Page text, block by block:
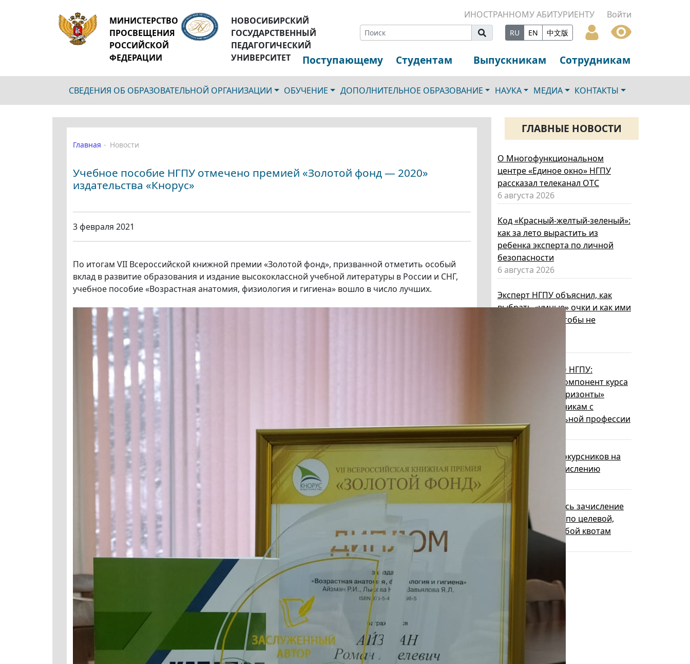
МИНИСТЕРСТВО
ПРОСВЕЩЕНИЯ
РОССИЙСКОЙ
ФЕДЕРАЦИИ
НОВОСИБИРСКИЙ
ГОСУДАРСТВЕННЫЙ
ПЕДАГОГИЧЕСКИЙ
УНИВЕРСИТЕТ
ИНОСТРАННОМУ АБИТУРИЕНТУ Войти
RU EN 中文版
Поступающему Студентам Выпускникам Сотрудникам
СВЕДЕНИЯ ОБ ОБРАЗОВАТЕЛЬНОЙ ОРГАНИЗАЦИИ ОБУЧЕНИЕ ДОПОЛНИТЕЛЬНОЕ ОБРАЗОВАНИЕ НАУКА МЕДИА КОНТАКТЫ
Главная Новости
Учебное пособие НГПУ отмечено премией «Золотой фонд — 2020»
издательства «Кнорус»
3 февраля 2021
По итогам VII Всероссийской книжной премии «Золотой фонд», призванной отметить особый
вклад в развитие образования и издание высококлассной учебной литературы в России и СНГ,
учебное пособие «Возрастная анатомия, физиология и гигиена» вошло в число лучших.
ГЛАВНЫЕ НОВОСТИ
О Многофункциональном
центре «Единое окно» НГПУ
рассказал телеканал ОТС
6 августа 2026
Код «Красный-желтый-зеленый»:
как за лето вырастить из
ребенка эксперта по личной
безопасности
6 августа 2026
Эксперт НГПУ объяснил, как
выбрать «умные» очки и как ими
пользоваться, чтобы не
Директор ИИГСО НГПУ:
региональный компонент курса
«Россия – мои горизонты»
поможет школьникам с
выбором актуальной профессии
5 августа 2026
НГПУ ждет первокурсников на
собрания по зачислению
4 августа 2026
В НГПУ состоялось зачисление
первокурсников по целевой,
отдельной и особой квотам